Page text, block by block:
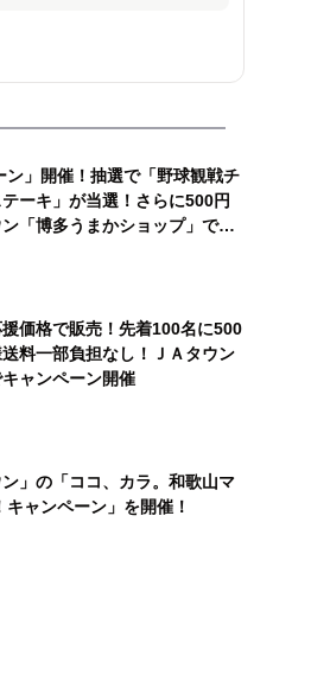
ン」開催！抽選で「野球観戦チ
ーキ」が当選！さらに500円
「博多うまかショップ」で８
価格で販売！先着100名に500
料一部負担なし！ＪＡタウン
ャンペーン開催
」の「ココ、カラ。和歌山マ
ャンペーン」を開催！